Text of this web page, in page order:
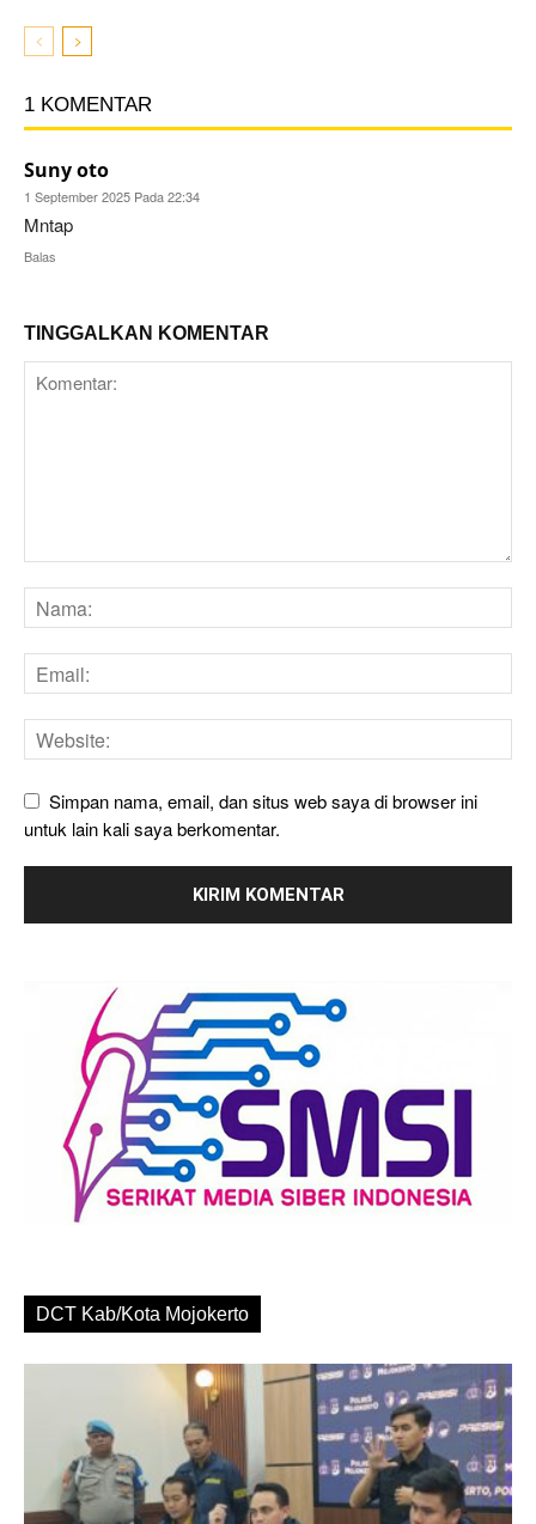
1 KOMENTAR
Suny oto
1 September 2025 Pada 22:34
Mntap
Balas
TINGGALKAN KOMENTAR
Simpan nama, email, dan situs web saya di browser ini
untuk lain kali saya berkomentar.
DCT Kab/Kota Mojokerto